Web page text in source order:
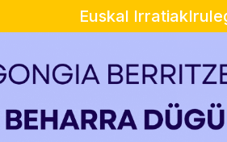
Euskal Irratiak